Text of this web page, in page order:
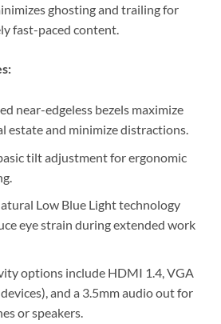
ghosting and trailing for
fast-paced content.
near-edgeless bezels maximize
estate and minimize distractions.
tilt adjustment for ergonomic
Low Blue Light technology
eye strain during extended work
options include HDMI 1.4, VGA
and a 3.5mm audio out for
or speakers.